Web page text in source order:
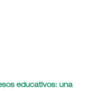
educativos: una